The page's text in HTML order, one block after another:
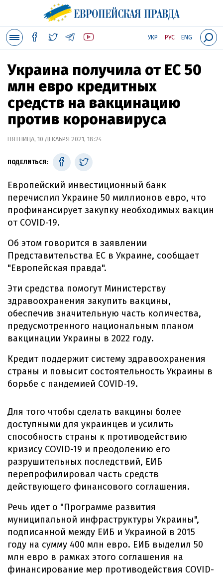
УКР РУС ENG
Украина получила от ЕС 50
млн евро кредитных
средств на вакцинацию
против коронавируса
ПЯТНИЦА, 10 ДЕКАБРЯ 2021, 18:24
ПОДЕЛИТЬСЯ:
Европейский инвестиционный банк
перечислил Украине 50 миллионов евро, что
профинансирует закупку необходимых вакцин
от COVID-19.
Об этом говорится в заявлении
Представительства ЕС в Украине, сообщает
"Европейская правда".
Эти средства помогут Министерству
здравоохранения закупить вакцины,
обеспечив значительную часть количества,
предусмотренного национальным планом
вакцинации Украины в 2022 году.
Кредит поддержит систему здравоохранения
страны и повысит состоятельность Украины в
борьбе с пандемией COVID-19.
Для того чтобы сделать вакцины более
доступными для украинцев и усилить
способность страны к противодействию
кризису COVID-19 и преодолению его
разрушительных последствий, ЕИБ
перепрофилировал часть средств
действующего финансового соглашения.
Речь идет о "Программе развития
муниципальной инфраструктуры Украины",
подписанной между ЕИБ и Украиной в 2015
году на сумму 400 млн евро. ЕИБ выделил 50
млн евро в рамках этого соглашения на
финансирование мер противодействия COVID-